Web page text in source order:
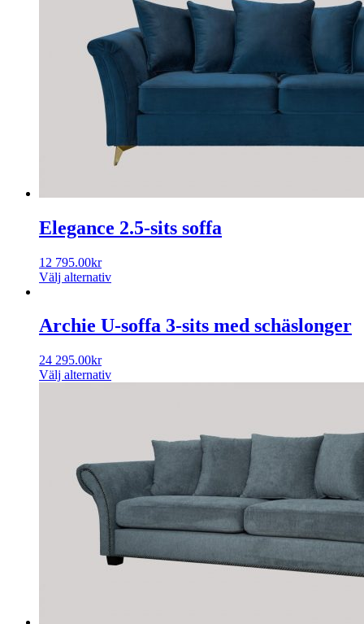
Elegance 2.5-sits soffa
12 795.00kr
Välj alternativ
Archie U-soffa 3-sits med schäslonger
24 295.00kr
Välj alternativ